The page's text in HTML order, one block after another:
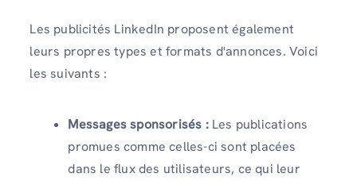
Les publicités LinkedIn proposent également
leurs propres types et formats d'annonces. Voici
les suivants :
Messages sponsorisés : Les publications
promues comme celles-ci sont placées
dans le flux des utilisateurs, ce qui leur